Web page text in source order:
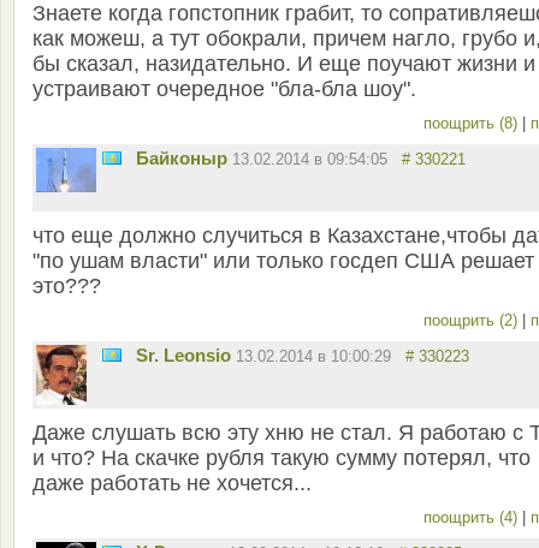
Знаете когда гопстопник грабит, то
как можеш, а тут обокрали, причем нагло, грубо
бы сказал, назидательно. И еще поучают жизни и
устраивают очередное "бла-бла шоу".
поощрить (8)
Байконыр 13.02.2014 в 09:54:05 # 330221
что еще должно случиться в Казахстане,чтобы
"по ушам власти" или только госдеп США решает
это???
поощрить (2)
Sr. Leonsio 13.02.2014 в 10:00:29 # 330223
Даже слушать всю эту хню не стал. Я работаю с
и что? На скачке рубля такую сумму потерял, что
даже работать не хочется...
поощрить (4)